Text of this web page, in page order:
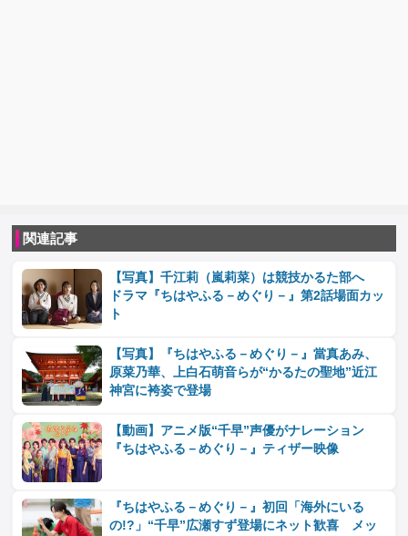
関連記事
【写真】千江莉（嵐莉菜）は競技かるた部へ
ドラマ『ちはやふる－めぐり－』第2話場面カッ
ト
【写真】『ちはやふる－めぐり－』當真あみ、
原菜乃華、上白石萌音らが“かるたの聖地”近江
神宮に袴姿で登場
【動画】アニメ版“千早”声優がナレーション
『ちはやふる－めぐり－』ティザー映像
『ちはやふる－めぐり－』初回「海外にいる
の!?」“千早”広瀬すず登場にネット歓喜 メッ